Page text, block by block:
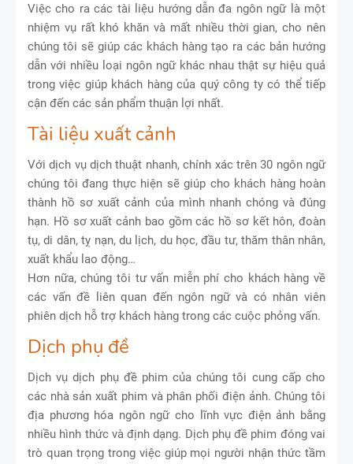
Việc cho ra các tài liệu hướng dẫn đa ngôn ngữ là một
nhiệm vụ rất khó khăn và mất nhiều thời gian, cho nên
chúng tôi sẽ giúp các khách hàng tạo ra các bản hướng
dẫn với nhiều loại ngôn ngữ khác nhau thật sự hiệu quả
trong việc giúp khách hàng của quý công ty có thể tiếp
cận đến các sản phẩm thuận lợi nhất.
Tài liệu xuất cảnh
Với dịch vụ dịch thuật nhanh, chính xác trên 30 ngôn ngữ
chúng tôi đang thực hiện sẽ giúp cho khách hàng hoàn
thành hồ sơ xuất cảnh của mình nhanh chóng và đúng
hạn. Hồ sơ xuất cảnh bao gồm các hồ sơ kết hôn, đoàn
tụ, di dân, tỵ nạn, du lịch, du học, đầu tư, thăm thân nhân,
xuất khẩu lao động…
Hơn nữa, chúng tôi tư vấn miễn phí cho khách hàng về
các vấn đề liên quan đến ngôn ngữ và có nhân viên
phiên dịch hỗ trợ khách hàng trong các cuộc phỏng vấn.
Dịch phụ đề
Dịch vụ dịch phụ đề phim của chúng tôi cung cấp cho
các nhà sản xuất phim và phân phối điện ảnh. Chúng tôi
địa phương hóa ngôn ngữ cho lĩnh vực điện ảnh bằng
nhiều hình thức và định dạng. Dịch phụ đề phim đóng vai
trò quan trọng trong việc giúp mọi người nhận thức tầm